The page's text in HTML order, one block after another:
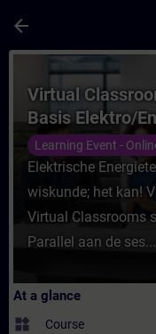
arrow_back
Course -
Virtual
Basis Elektro/
Learning Event -
Elektrische
wiskunde; het kan!
Virtual Classrooms
Parallel aan de ses...
At a glance
widgets Course